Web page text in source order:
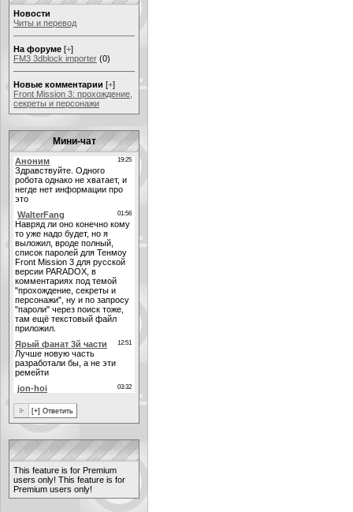
Новости
Читы и перевод
На форуме [+]
FM3 3dblock importer (0)
Новые комментарии [+]
Front Mission 3: прохождение,
секреты и персонажи
Мини-чат
This feature is for Premium
users only! This feature is for
Premium users only!